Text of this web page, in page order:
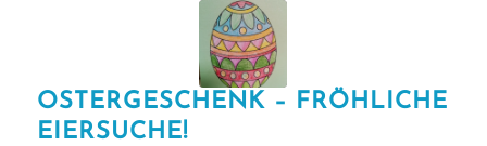
OSTERGESCHENK – FRÖHLICHE
EIERSUCHE!